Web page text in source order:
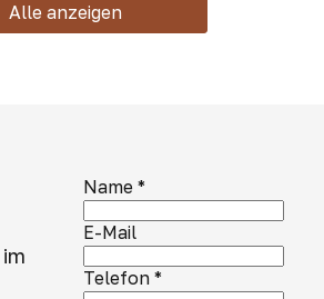
Alle anzeigen
Name *
E-Mail
Telefon *